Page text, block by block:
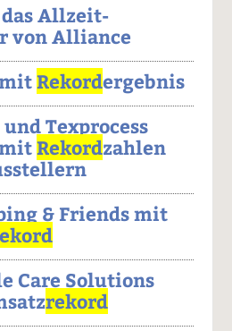
Allzeit-
von Alliance
mitRekordergebnis
Texprocess
mitRekordzahlen
& Friends mit
Care Solutions
rekord